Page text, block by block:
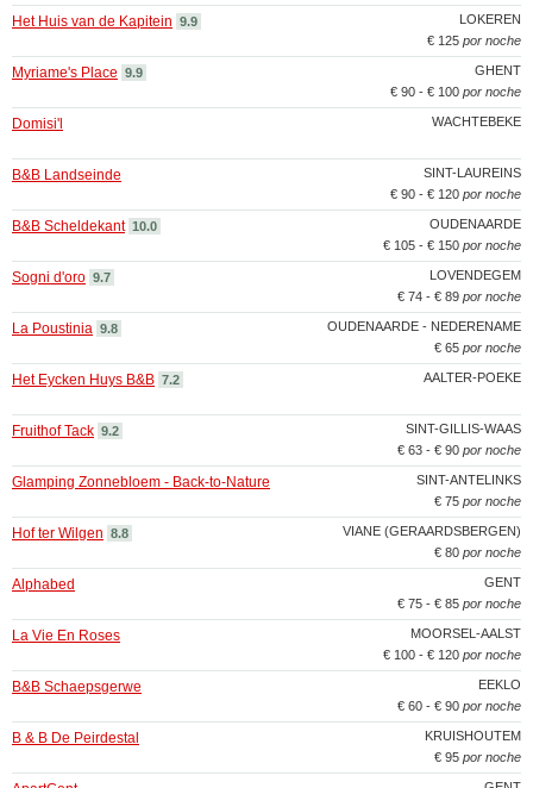
LOKEREN
Het Huis van de Kapitein 9.9
€ 125 por noche
GHENT
Myriame's Place 9.9
€ 90 - € 100 por noche
WACHTEBEKE
Domisi'l
SINT-LAUREINS
B&B Landseinde
€ 90 - € 120 por noche
OUDENAARDE
B&B Scheldekant 10.0
€ 105 - € 150 por noche
LOVENDEGEM
Sogni d'oro 9.7
€ 74 - € 89 por noche
OUDENAARDE - NEDERENAME
La Poustinia 9.8
€ 65 por noche
AALTER-POEKE
Het Eycken Huys B&B 7.2
SINT-GILLIS-WAAS
Fruithof Tack 9.2
€ 63 - € 90 por noche
SINT-ANTELINKS
Glamping Zonnebloem - Back-to-Nature
€ 75 por noche
VIANE (GERAARDSBERGEN)
Hof ter Wilgen 8.8
€ 80 por noche
GENT
Alphabed
€ 75 - € 85 por noche
MOORSEL-AALST
La Vie En Roses
€ 100 - € 120 por noche
EEKLO
B&B Schaepsgerwe
€ 60 - € 90 por noche
KRUISHOUTEM
B & B De Peirdestal
€ 95 por noche